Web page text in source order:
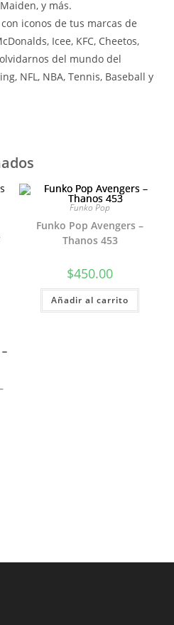
y más.
iconos de tus marcas de
Icee, KFC, Cheetos,
del mundo del
NFL, NBA, Tennis, Baseball y
Funko Pop
Funko Pop Avengers –
Thanos 453
$450.00
Añadir al carrito